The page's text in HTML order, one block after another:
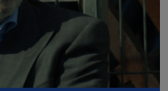
l-a pus ”la zid” pe
ai...
ce a fost